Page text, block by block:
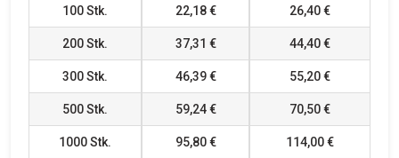
100Stk. 22,18 € 26,40 €
200Stk. 37,31 € 44,40 €
300Stk. 46,39 € 55,20 €
500Stk. 59,24 € 70,50 €
1000Stk. 95,80 € 114,00 €